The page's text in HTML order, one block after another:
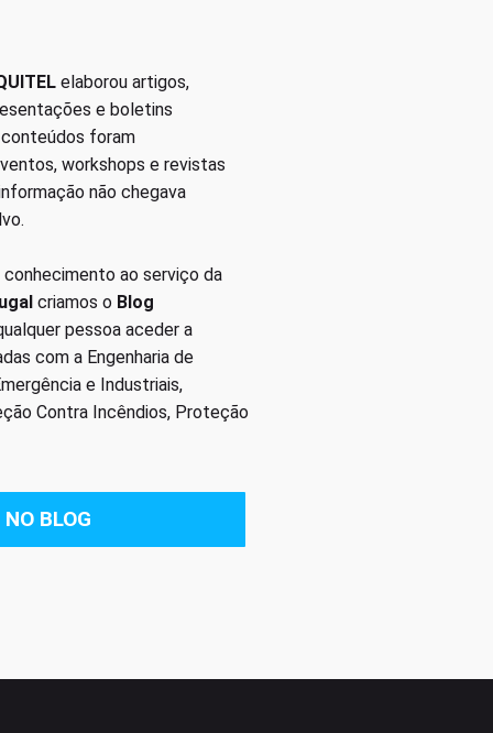
elaborou artigos,
e boletins
foram
workshops e revistas
não chegava
ao serviço da
criamos o Blog
pessoa aceder a
com a Engenharia de
e Industriais,
Contra Incêndios, Proteção
BLOG